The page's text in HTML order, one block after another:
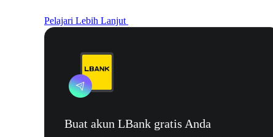
Pelajari Lebih Lanjut
Buat akun LBank gratis Anda